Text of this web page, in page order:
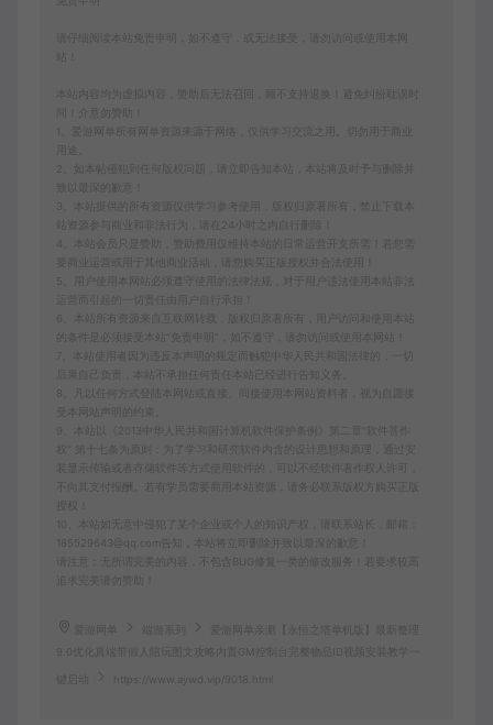
请仔细阅读本站免责申明，如不遵守，或无法接受，请勿访问或使用本网
本站内容均为虚拟内容，赞助后无法召回，顾不支持退换！避免纠纷耽误时
间！介意勿赞助！
1、爱游网单所有网单资源来源于网络，仅供学习交流之用。切勿用于商业
2、如本帖侵犯到任何版权问题，请立即告知本站，本站将及时予与删除并
致以最深的歉意！
3、本站提供的所有资源仅供学习参考使用，版权归原著所有，禁止下载本
站资源参与商业和非法行为，请在24小时之内自行删除！
4、本站会员只是赞助，赞助费用仅维持本站的日常运营开支所需！若您需
要商业运营或用于其他商业活动，请您购买正版授权并合法使用！
5、用户使用本网站必须遵守使用的法律法规，对于用户违法使用本站非法
6、本站所有资源来自互联网转载，版权归原著所有，用户访问和使用本站
的条件是必须接受本站“免责申明”，如不遵守，请勿访问或使用本网站！
7、本站使用者因为违反本声明的规定而触犯中华人民共和国法律的，一切
后果自己负责，本站不承担任何责任本站已经进行告知义务。
8、凡以任何方式登陆本网站或直接、间接使用本网站资料者，视为自愿接
受本网站声明的约束。
9、本站以《2013中华人民共和国计算机软件保护条例》第二章"软件菩作
权” 第十七条为原则：为了学习和研究软件内含的设计思想和原理，通过安
装显示传输或者存储软件等方式使用软件的，可以不经软件著作权人许可，
不向其支付报酬。若有学员需要商用本站资源，请务必联系版权方购买正版
10、本站如无意中侵犯了某个企业或个人的知识产权，请联系站长，邮箱：
185529643@qq.com告知，本站将立即删除并致以最深的歉意！
请注意：无所谓完美的内容，不包含BUG修复一类的修改服务！若要求较高
追求完美请勿赞助！
爱游网单 端游系列
爱游网单亲测【永恒之塔单机版】最新整理
9.0优化真端带假人陪玩图文攻略内置GM控制台完整物品ID视频安装教学一
键启动 https://www.aywd.vip/9018.html